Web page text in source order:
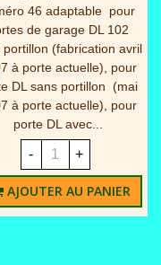
rouleau et penne
2015) pour porte
NOVOSIDE
AJOUTER AU PANIER